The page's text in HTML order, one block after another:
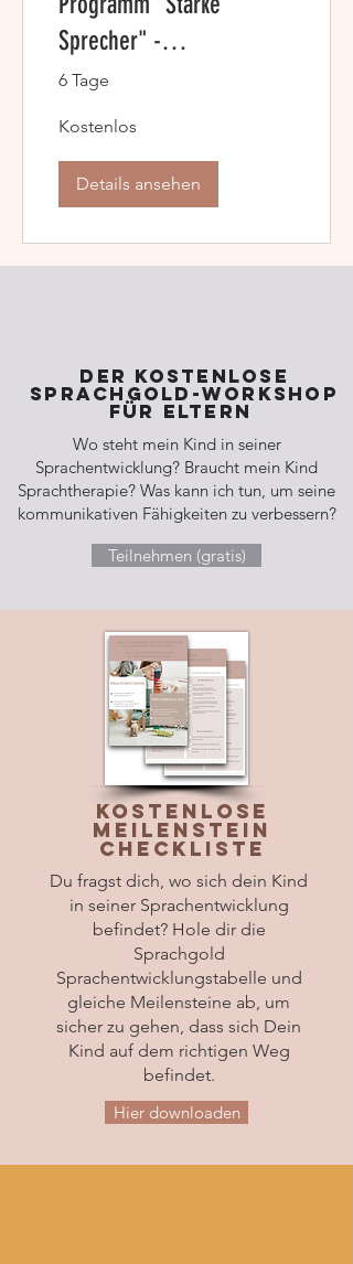
Sprecher" -
Sprachförderung für Late
Talker
6 Tage
Kostenlos
Details ansehen
Der kostenlose
Sprachgold-Workshop
für Eltern
Wo steht mein Kind in seiner
Sprachentwicklung? Braucht mein Kind
Sprachtherapie? Was kann ich tun, um seine
kommunikativen Fähigkeiten zu verbessern?
Teilnehmen (gratis)
Kostenlose
Meilenstein
Checkliste
Du fragst dich, wo sich dein Kind
in seiner Sprachentwicklung
befindet? Hole dir die
Sprachgold
Sprachentwicklungstabelle und
gleiche Meilensteine ab, um
sicher zu gehen, dass sich Dein
Kind auf dem richtigen Weg
befindet.
Hier downloaden